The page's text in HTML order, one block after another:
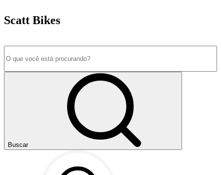
Scatt Bikes
Buscar